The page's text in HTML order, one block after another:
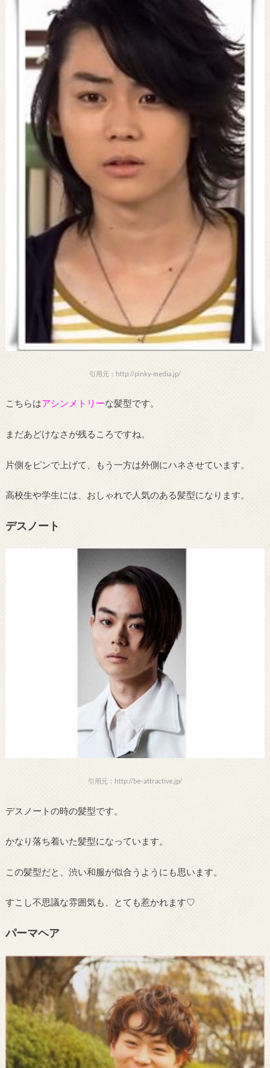
引用元：http://pinky-media.jp/
こちらはアシンメトリーな髪型です。
まだあどけなさが残るころですね。
片側をピンで上げて、もう一方は外側にハネさせています。
高校生や学生には、おしゃれで人気のある髪型になります。
デスノート
引用元：http://be-attractive.jp/
デスノートの時の髪型です。
かなり落ち着いた髪型になっています。
この髪型だと、渋い和服が似合うようにも思います。
すこし不思議な雰囲気も、とても惹かれます♡
パーマヘア